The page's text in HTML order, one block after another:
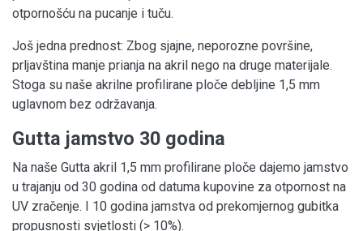
otpornošću na pucanje i tuču.
Još jedna prednost: Zbog sjajne, neporozne površine,
prljavština manje prianja na akril nego na druge materijale.
Stoga su naše akrilne profilirane ploče debljine 1,5 mm
uglavnom bez održavanja.
Gutta jamstvo 30 godina
Na naše Gutta akril 1,5 mm profilirane ploče dajemo jamstvo
u trajanju od 30 godina od datuma kupovine za otpornost na
UV zračenje. I 10 godina jamstva od prekomjernog gubitka
propusnosti svjetlosti (> 10%).